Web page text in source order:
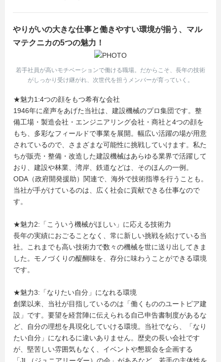
やりがいの大きな仕事と働きやすい環境が揃う、マル
マテクニカの5つの魅力！
若手社員が高いモチベーションで働ける職場。だからこそ、長年の技術
がしっかり受け継がれ、次世代を担うメンバーが育っていく。
★魅力1:4つの顔をもつ希有な会社
1946年に産声をあげた当社は、建設機械のプロ集団です。整
備工場・製造会社・エンジニアリング会社・商社と4つの顔を
もち、多彩なフィールドで事業を展開。幅広い活躍の場が用意
されているので、さまざまな可能性に挑戦していけます。私た
ちが販売・整備・改造した建設機械はあらゆる業界で活躍して
おり、建設や林業、湾岸、鉄道などは、そのほんの一例。
ODA（政府開発援助）関連で、海外で技術指導を行うことも。
当社が手がけているのは、広く社会に貢献できる仕事なので
す。
★魅力2:「こういう機械がほしい」に応える技術力
長年の実績におごることなく、常に新しい挑戦を続けている当
社。これまでも高い技術力で数々の機械を世に送り出してきま
した。モノづくりの醍醐味を、存分に味わうことができる環境
です。
★魅力3:「なりたい自分」になれる環境
創業以来、当社が目指しているのは「働くもののユートピア建
設」です。要望を経営陣に伝えられる自己申告書制度があるな
ど、自分の理想を具現化していける環境。当社でなら、「なり
たい自分」になれるに違いありません。歴史の長い会社です
が、堅苦しい雰囲気もなく、イベントや懇親会を企画する